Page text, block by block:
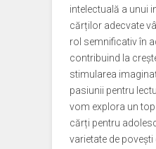
intelectuală a unui
cărților adecvate
rol semnificativ în
contribuind la
stimularea
pasiunii pentru
vom explora un
cărți pentru
varietate de